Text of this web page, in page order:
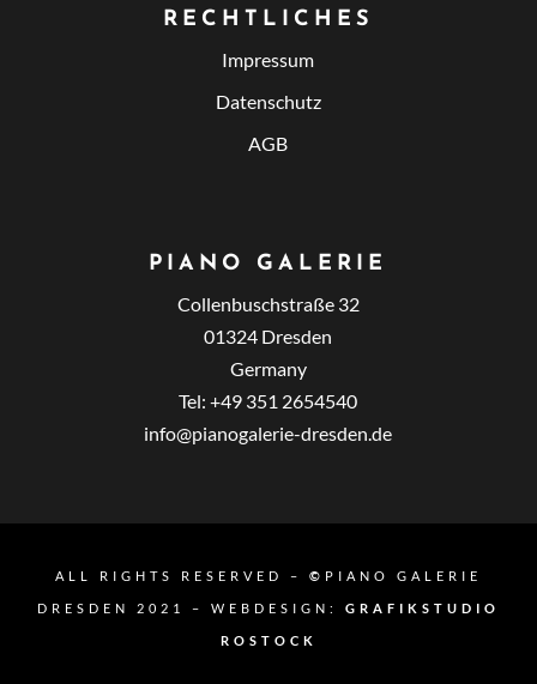
RECHTLICHES
Impressum
Datenschutz
AGB
PIANO GALERIE
Collenbuschstraße 32
01324 Dresden
Germany
Tel: +49 351 2654540
info@pianogalerie-dresden.de
ALL RIGHTS RESERVED – © PIANO GALERIE
DRESDEN 2021 – WEBDESIGN: GRAFIKSTUDIO
ROSTOCK